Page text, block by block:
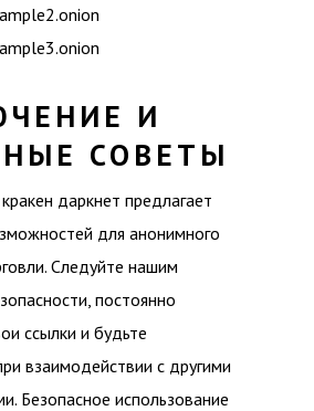
И
СОВЕТЫ
даркнет предлагает
для анонимного
Следуйте нашим
постоянно
ссылки и будьте
взаимодействии с другими
Безопасное использование